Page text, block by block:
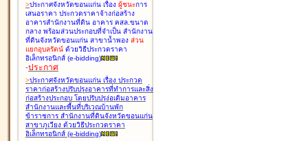
>ประกาศจังหวัดขอนแก่น เรื่อง ผู้ชนะการ
เสนอราคา ประกวดราคาจ้างก่อสร้าง
อาคารสำนักงานที่ดิน อาคาร คสล.ขนาด
กลาง พร้อมส่วนประกอบที่จำเป็น สำนักงาน
ที่ดินจังหวัดขอนแก่น สาขาน้ำพอง ส่วน
แยกอุบลรัตน์ ด้วยวิธีประกวดราคา
อิเล็กทรอนิกส์ (e-bidding)
-ประกาศ
>ประกาศจังหวัดขอนแก่น เรื่อง ประกวด
ราคาก่อสร้างปรับปรุงอาคารที่ทำการและสิ่ง
ก่อสร้างประกอบ โดยปรับปรุง่อเติมอาคาร
สำนักงานและพื้นที่บริเวณบ้านพัก
ข้าราชการ สำนักงานที่ดินจังหวัดขอนแก่น
สาขาภูเวียง ด้วยวิธีประกวดราคา
อิเล็กทรอนิกส์ (e-bidding)